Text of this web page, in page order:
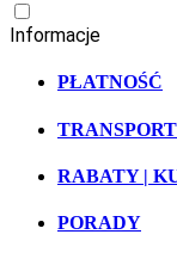
Informacje
PŁATNOŚĆ
RABATY |
PORADY